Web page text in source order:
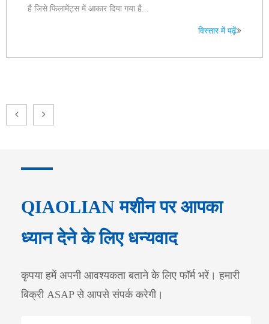
है जिसे फिलामेंट्स में आकार दिया गया है...
विस्तार में पढ़ें
QIAOLIAN मशीन पर आपका
ध्यान देने के लिए धन्यवाद
कृपया हमें अपनी आवश्यकता बताने के लिए फॉर्म भरें। हमारी
बिक्री ASAP से आपसे संपर्क करेगी।